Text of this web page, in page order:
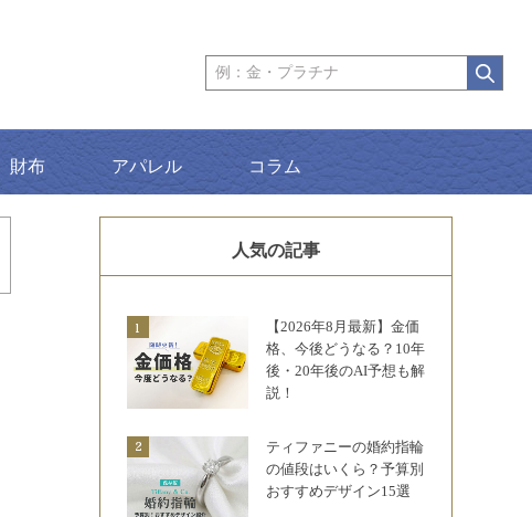
財布 アパレル コラム
人気の記事
【2026年8月最新】金価
格、今後どうなる？10年
後・20年後のAI予想も解
説！
ティファニーの婚約指輪
の値段はいくら？予算別
おすすめデザイン15選